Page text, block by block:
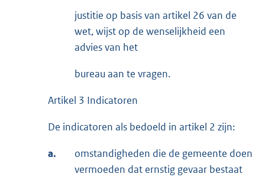
justitie op basis van artikel 26 van de
wet, wijst op de wenselijkheid een
advies van het
bureau aan te vragen.
Artikel 3 Indicatoren
De indicatoren als bedoeld in artikel 2 zijn:
a.
omstandigheden die de gemeente doen
vermoeden dat ernstig gevaar bestaat